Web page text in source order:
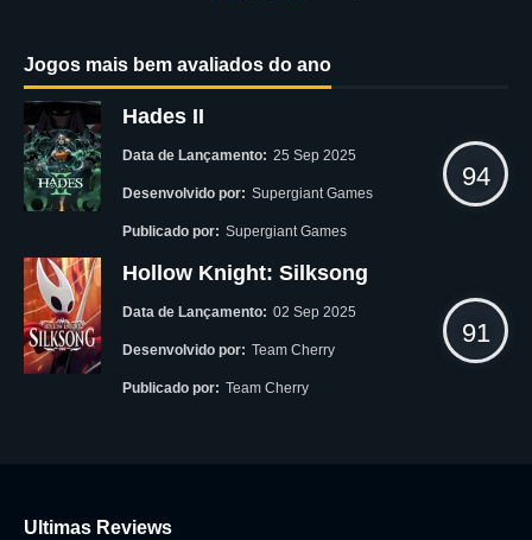
Jogos mais bem avaliados do ano
Hades II
Data de Lançamento: 25 Sep 2025
Desenvolvido por: Supergiant Games
Publicado por: Supergiant Games
94
Hollow Knight: Silksong
Data de Lançamento: 02 Sep 2025
Desenvolvido por: Team Cherry
Publicado por: Team Cherry
91
Ultimas Reviews